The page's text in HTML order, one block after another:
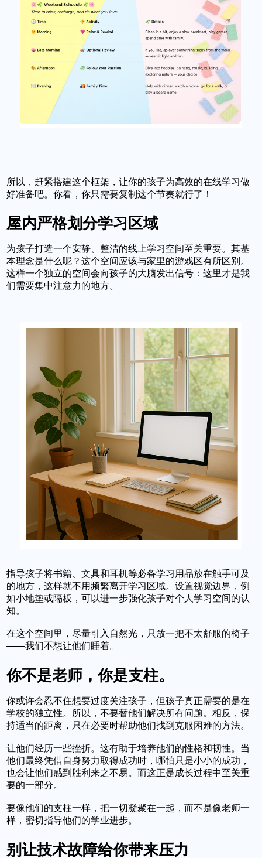
所以，赶紧搭建这个框架，让你的孩子为高效的在线学习做
好准备吧。你看，你只需要复制这个节奏就行了！
屋内严格划分学习区域
为孩子打造一个安静、整洁的线上学习空间至关重要。其基
本理念是什么呢？这个空间应该与家里的游戏区有所区别。
这样一个独立的空间会向孩子的大脑发出信号：这里才是我
们需要集中注意力的地方。
指导孩子将书籍、文具和耳机等必备学习用品放在触手可及
的地方，这样就不用频繁离开学习区域。设置视觉边界，例
如小地垫或隔板，可以进一步强化孩子对个人学习空间的认
知。
在这个空间里，尽量引入自然光，只放一把不太舒服的椅子
——我们不想让他们睡着。
你不是老师，你是支柱。
你或许会忍不住想要过度关注孩子，但孩子真正需要的是在
学校的独立性。所以，不要替他们解决所有问题。相反，保
持适当的距离，只在必要时帮助他们找到克服困难的方法。
让他们经历一些挫折。这有助于培养他们的性格和韧性。当
他们最终凭借自身努力取得成功时，哪怕只是小小的成功，
也会让他们感到胜利来之不易。而这正是成长过程中至关重
要的一部分。
要像他们的支柱一样，把一切凝聚在一起，而不是像老师一
样，密切指导他们的学业进步。
别让技术故障给你带来压力